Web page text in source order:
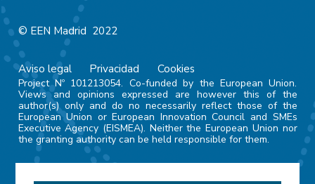
© EEN Madrid 2022
Aviso legal Privacidad Cookies
Project Nº 101213054. Co-funded by the European Union.
Views and opinions expressed are however this of the
author(s) only and do no necessarily reflect those of the
European Union or European Innovation Council and SMEs
Executive Agency (EISMEA). Neither the European Union nor
the granting authority can be held responsible for them.